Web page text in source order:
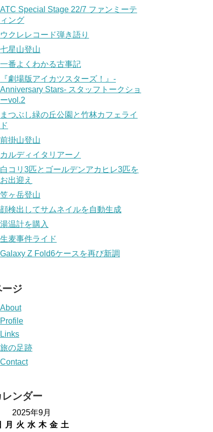
ATC Special Stage 22/7 ファンミーテ
ィング
ウクレレコード弾き語り
七星山登山
一番よくわかる古事記
『劇場版アイカツスターズ！』-
Anniversary Stars- スタッフトークショ
ーvol.2
まつぶし緑の丘公園と竹林カフェライ
ド
前掛山登山
カルディイタリアーノ
白コリ3匹とゴールデンアカヒレ3匹を
お出迎え
笠ヶ岳登山
顔検出してサムネイルを自動生成
湯温計を購入
生麦事件ライド
Galaxy Z Fold6ケースを再び新調
ージ
About
Profile
Links
旅の足跡
Contact
レンダー
2025年9月
月 火 水 木 金 土